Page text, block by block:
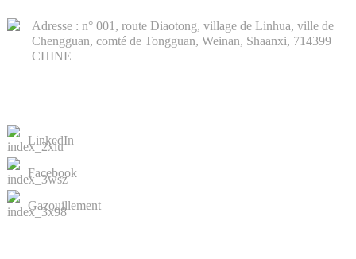
Adresse : n° 001, route Diaotong, village de Linhua, ville de
Chengguan, comté de Tongguan, Weinan, Shaanxi, 714399
CHINE
LinkedIn
Facebook
Gazouillement